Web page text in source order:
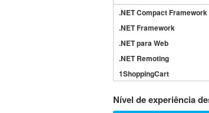
.NET Compact Framework
.NET Framework
.NET para Web
.NET Remoting
1ShoppingCart
3GSM
Nível de experiência